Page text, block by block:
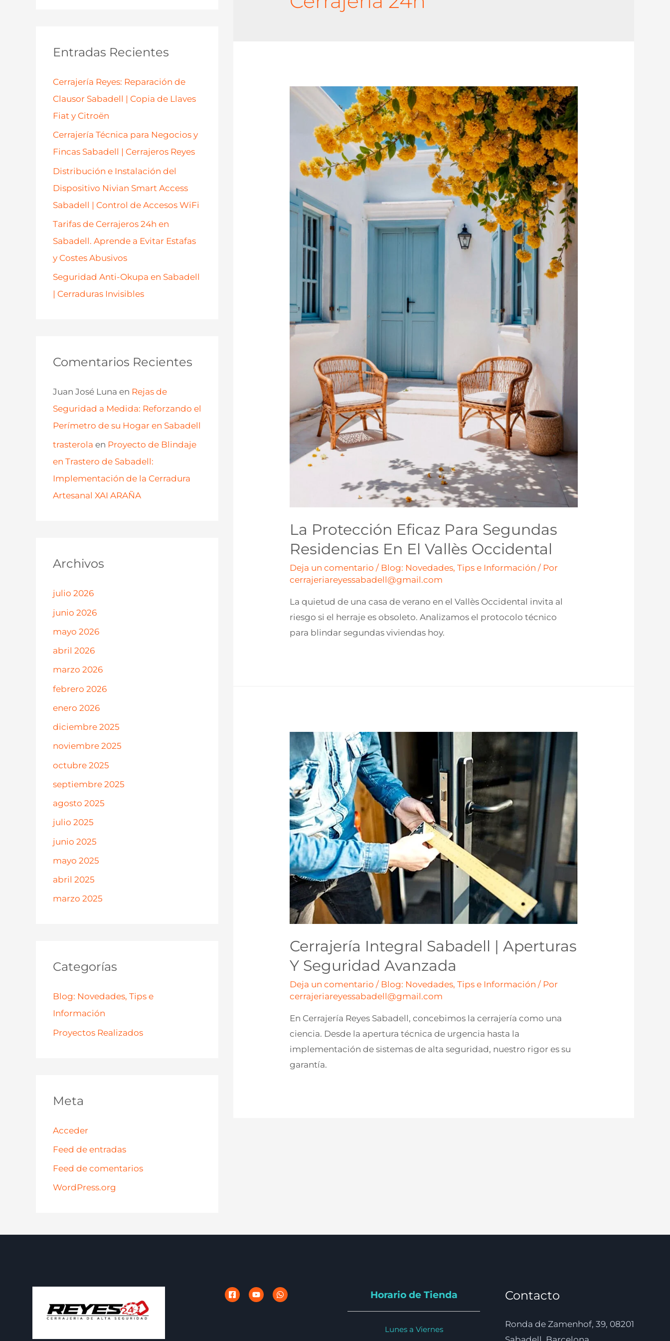
rEntradas Recientes
Cerrajería Reyes: Reparación de
Clausor Sabadell | Copia de Llaves
Fiat y Citroën
Cerrajería Técnica para Negocios y
Fincas Sabadell | Cerrajeros Reyes
Distribución e Instalación del
Dispositivo Nivian Smart Access
Sabadell | Control de Accesos WiFi
Tarifas de Cerrajeros 24h en
Sabadell. Aprende a Evitar Estafas
y Costes Abusivos
Seguridad Anti-Okupa en Sabadell
| Cerraduras Invisibles
Comentarios Recientes
Juan José Luna en Rejas de
Seguridad a Medida: Reforzando el
Perímetro de su Hogar en Sabadell
trasterola en Proyecto de Blindaje
en Trastero de Sabadell:
Implementación de la Cerradura
Artesanal XAI ARAÑA
Archivos
julio 2026
junio 2026
mayo 2026
abril 2026
marzo 2026
febrero 2026
enero 2026
diciembre 2025
noviembre 2025
octubre 2025
septiembre 2025
agosto 2025
julio 2025
junio 2025
mayo 2025
abril 2025
marzo 2025
Categorías
Blog: Novedades, Tips e
Información
Proyectos Realizados
Meta
Acceder
Feed de entradas
Feed de comentarios
WordPress.org
La Protección Eficaz Para Segundas
Residencias En El Vallès Occidental
Deja un comentario / Blog: Novedades, Tips e Información / Por
cerrajeriareyessabadell@gmail.com
La quietud de una casa de verano en el Vallès Occidental invita al
riesgo si el herraje es obsoleto. Analizamos el protocolo técnico
para blindar segundas viviendas hoy.
Cerrajería Integral Sabadell | Aperturas
Y Seguridad Avanzada
Deja un comentario / Blog: Novedades, Tips e Información / Por
cerrajeriareyessabadell@gmail.com
En Cerrajería Reyes Sabadell, concebimos la cerrajería como una
ciencia. Desde la apertura técnica de urgencia hasta la
implementación de sistemas de alta seguridad, nuestro rigor es su
garantía.
Horario de Tienda
Lunes a Viernes
Contacto
Ronda de Zamenhof, 39, 08201